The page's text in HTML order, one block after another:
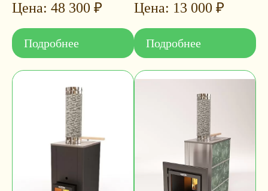
48 300 ₽
Подробнее
13 000 ₽
Подробнее